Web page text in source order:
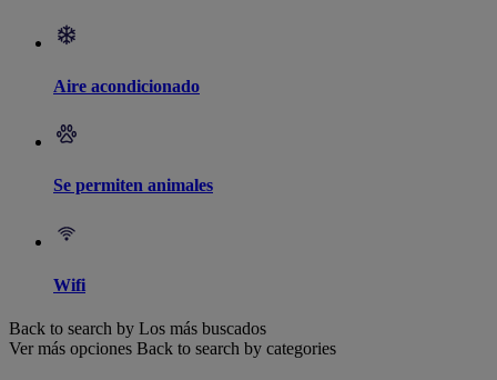
Aire acondicionado
Se permiten animales
Wifi
Back to search by Los más buscados
Ver más opciones Back to search by categories